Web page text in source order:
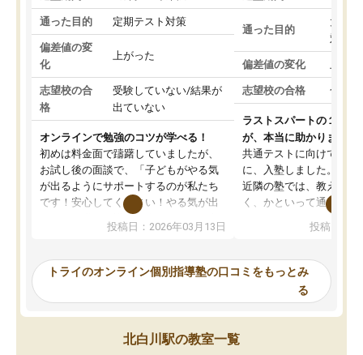
通った目的 定期テスト対策
偏差値の変
化
上がった
志望校の合
格
受験していない/結果が
出ていない
オンラインで勉強のコツが学べる！
初めは料金面で躊躇していましたが、
お試し後の面談で、「子どもがやる気
が出るようにサポートするのが私たち
です！安心してください！やる気が出
ないのは私たち講師の責任です」と言
ってくださり、確かに！と考えて、思
ったんですが、学生の先生から学ぶこ
み、徐々に成績が上がったらいいなと
思っていました。何が今足りないのか
を的確に指導いただき、子どももびっ
くりするほど楽しんでやる気を持って
投稿日：2026年03月13日
通った目的
大学
対策
偏差値の変化
志望校の合格 合格
ラストスパートの１か月
が、本当に助かりました
共通テストに向けての追
に、入塾しました。田舎
近隣の塾では、教えても
く、かといって通うには
可能なので本当に助か
らないところをピンポイ
頂いて、とてもわかり
していました。一生を
スト、多少お金がかかっ
投稿日：
トライのオンライン個別指導塾の口コミをもっとみ
る
北白川駅の教室一覧